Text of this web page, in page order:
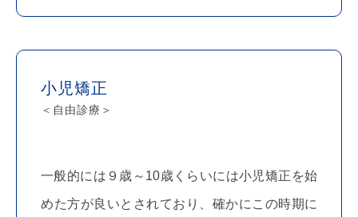
小児矯正
＜自由診療＞
一般的には９歳～10歳くらいには小児矯正を始
めた方が良いとされており、確かにこの時期に